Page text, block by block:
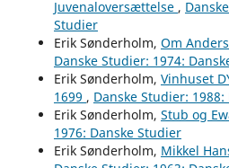
Juvenaloversættelse ,
Studier
Erik Sønderholm, Om
Danske Studier: 1974:
Erik Sønderholm, Vinhuset
1699 , Danske Studier:
Erik Sønderholm, Stub og
1976: Danske Studier
Erik Sønderholm, Mikkel